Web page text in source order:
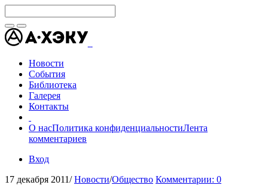
Новости
События
Библиотека
Галерея
Контакты
О насПолитика конфиденциальностиЛента
комментариев
Вход
17 декабря 2011/ Новости/Общество Комментарии: 0